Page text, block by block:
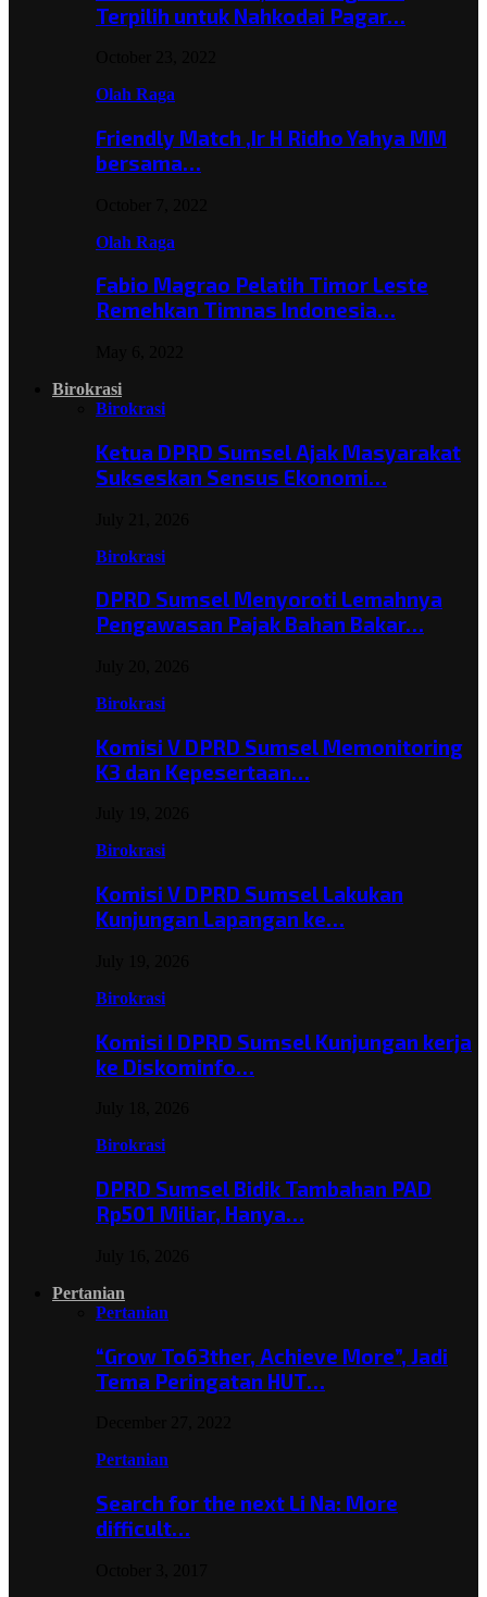
Terpilih untuk Nahkodai Pagar…
Olah Raga
Friendly Match ,Ir H Ridho Yahya MM
bersama…
Olah Raga
Fabio Magrao Pelatih Timor Leste
Remehkan Timnas Indonesia…
Birokrasi
Birokrasi
Ketua DPRD Sumsel Ajak Masyarakat
Sukseskan Sensus Ekonomi…
Birokrasi
DPRD Sumsel Menyoroti Lemahnya
Pengawasan Pajak Bahan Bakar…
Birokrasi
Komisi V DPRD Sumsel Memonitoring
K3 dan Kepesertaan…
Birokrasi
Komisi V DPRD Sumsel Lakukan
Kunjungan Lapangan ke…
Birokrasi
Komisi I DPRD Sumsel Kunjungan kerja
ke Diskominfo…
Birokrasi
DPRD Sumsel Bidik Tambahan PAD
Rp501 Miliar, Hanya…
Pertanian
Pertanian
“Grow To63ther, Achieve More”, Jadi
Tema Peringatan HUT…
Pertanian
Search for the next Li Na: More
difficult…